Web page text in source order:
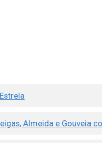
Almeida e Gouveia